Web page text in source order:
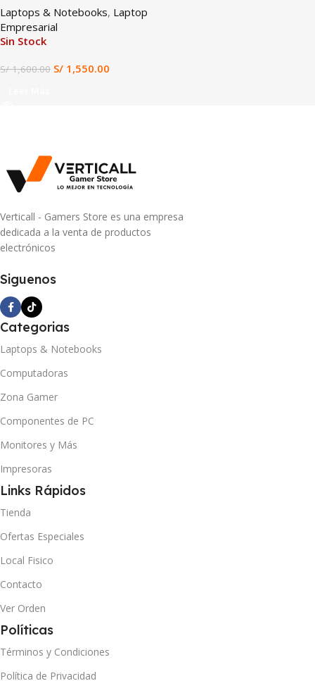
FHD
Laptops & Notebooks, Laptop
Empresarial
Sin Stock
S/1,600.00 S/ 1,550.00
Verticall - Gamers Store es una empresa
dedicada a la venta de productos
electrónicos
Siguenos
Categorias
Laptops & Notebooks
Computadoras
Zona Gamer
Componentes de PC
Monitores y Más
Impresoras
Links Rápidos
Tienda
Ofertas Especiales
Local Fisico
Contacto
Ver Orden
Políticas
Términos y Condiciones
Política de Privacidad